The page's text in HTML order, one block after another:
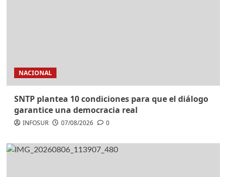
NACIONAL
SNTP plantea 10 condiciones para que el diálogo
garantice una democracia real
INFOSUR 07/08/2026 0